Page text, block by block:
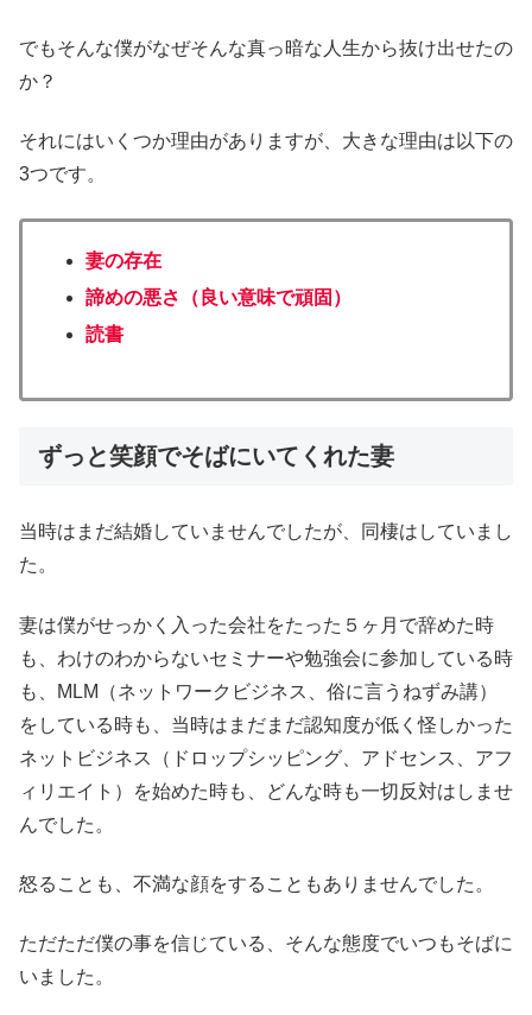
でもそんな僕がなぜそんな真っ暗な人生から抜け出せたの
か？
それにはいくつか理由がありますが、大きな理由は以下の
3つです。
妻の存在
諦めの悪さ（良い意味で頑固）
読書
ずっと笑顔でそばにいてくれた妻
当時はまだ結婚していませんでしたが、同棲はしていまし
た。
妻は僕がせっかく入った会社をたった５ヶ月で辞めた時
も、わけのわからないセミナーや勉強会に参加している時
も、MLM（ネットワークビジネス、俗に言うねずみ講）
をしている時も、当時はまだまだ認知度が低く怪しかった
ネットビジネス（ドロップシッピング、アドセンス、アフ
ィリエイト）を始めた時も、どんな時も一切反対はしませ
んでした。
怒ることも、不満な顔をすることもありませんでした。
ただただ僕の事を信じている、そんな態度でいつもそばに
いました。